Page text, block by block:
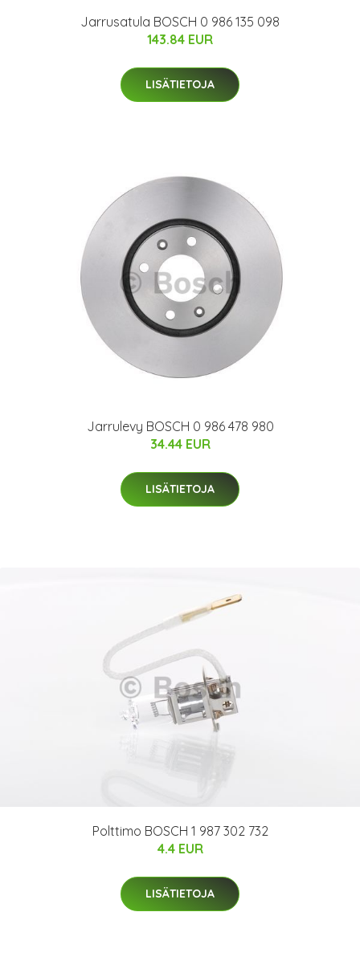
Jarrusatula BOSCH 0 986 135 098
143.84 EUR
LISÄTIETOJA
Jarrulevy BOSCH 0 986 478 980
34.44 EUR
LISÄTIETOJA
Polttimo BOSCH 1 987 302 732
4.4 EUR
LISÄTIETOJA